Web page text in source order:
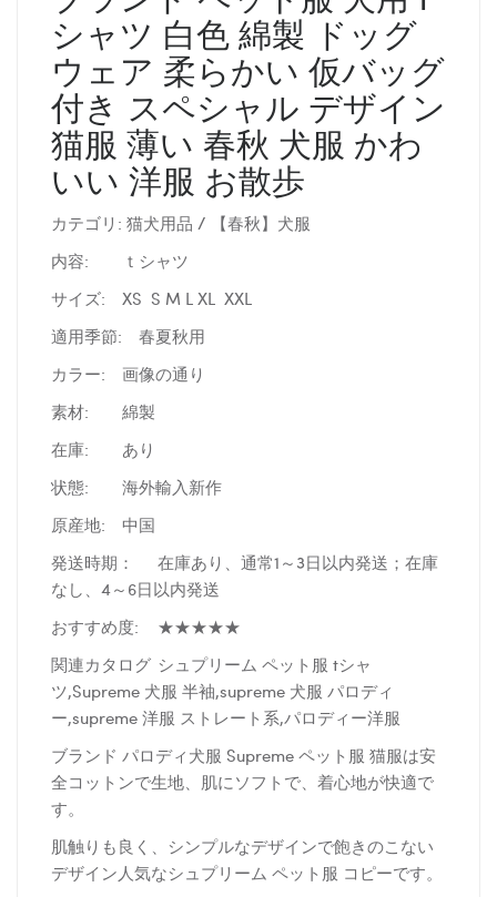
シャツ 白色 綿製 ドッグ
ウェア 柔らかい 仮バッグ
付き スペシャル デザイン
猫服 薄い 春秋 犬服 かわ
いい 洋服 お散歩
カテゴリ: 猫犬用品 / 【春秋】犬服
内容:
ｔシャツ
サイズ:
XS S M L XL XXL
適用季節: 春夏秋用
カラー:
画像の通り
素材:
綿製
在庫:
あり
状態:
海外輸入新作
原産地:
中国
発送時期：
在庫あり、通常1～3日以内発送；在庫
なし、4～6日以内発送
おすすめ度:
★★★★★
関連カタログ シュプリーム ペット服 tシャ
ツ,Supreme 犬服 半袖,supreme 犬服 パロディ
ー,supreme 洋服 ストレート系,パロディー洋服
ブランド パロディ犬服 Supreme ペット服 猫服は安
全コットンで生地、肌にソフトで、着心地が快適で
す。
肌触りも良く、シンプルなデザインで飽きのこない
デザイン人気なシュプリーム ペット服 コピーです。